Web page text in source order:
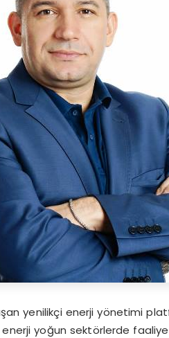
yenilikçi enerji yönetimi
enerji yoğun sektörlerde